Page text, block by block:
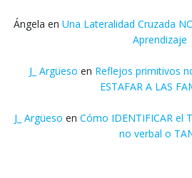
Ángela en Una Lateralidad Cruzada
Aprendizaje
J_ Argüeso en Reflejos primitivos
ESTAFAR A LAS
J_ Argüeso en Cómo IDENTIFICAR el
no verbal o